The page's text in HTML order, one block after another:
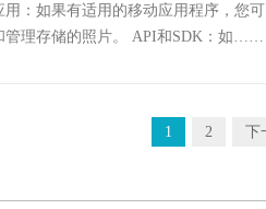
用：如果有适用的移动应用程序，您
管理存储的照片。 API和SDK：如……
1 2 下